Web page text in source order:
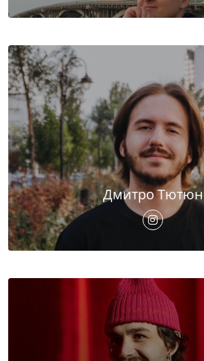
Дмитро Тютюн